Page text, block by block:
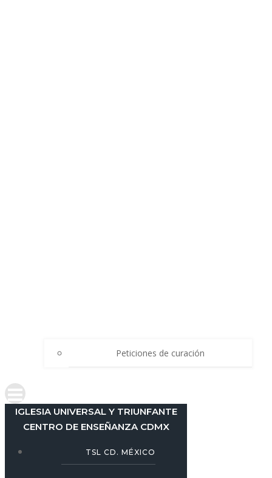
Peticiones de curación
IGLESIA UNIVERSAL Y TRIUNFANTE
CENTRO DE ENSEÑANZA CDMX
TSL CD. MÉXICO